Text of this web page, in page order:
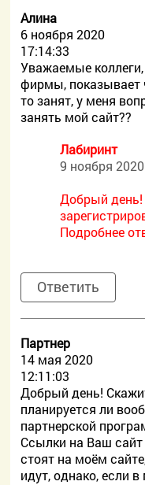
Алина
6 ноября 2020
17:14:33
Уважаемые
фирмы, показывает
то занят, у меня
занять мой сайт??
Лабиринт
9 ноября
Добрый день!
Подробнее
Ответить
Партнер
14 мая 2020
12:11:03
Добрый день!
планируется ли
партнерской
Ссылки на Ваш
стоят на моём
идут, однако, если